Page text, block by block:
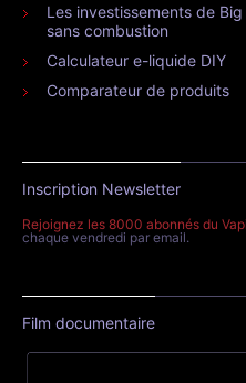
Les investissements de
sans combustion
Calculateur e-liquide DIY
Comparateur de produits
Inscription Newsletter
Rejoignez les 8000 abonnés du
chaque vendredi par email.
Film documentaire